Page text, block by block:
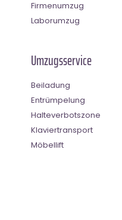
Firmenumzug
Laborumzug
Umzugsservice
Beiladung
Entrümpelung
Halteverbotszone
Klaviertransport
Möbellift